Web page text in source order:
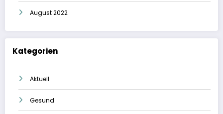
August 2022
Kategorien
Aktuell
Gesund